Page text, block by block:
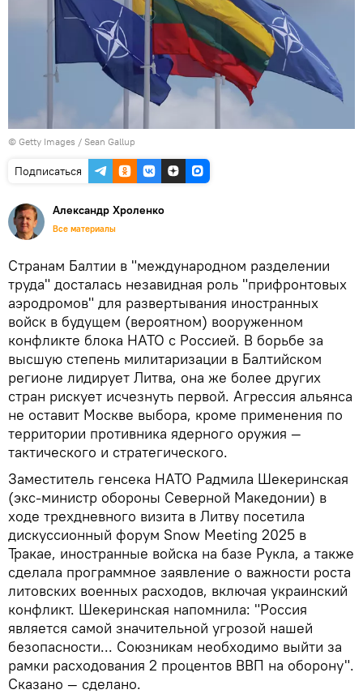
© Getty Images / Sean Gallup
Подписаться
Александр Хроленко
Все материалы
Странам Балтии в "международном разделении
труда" досталась незавидная роль "прифронтовых
аэродромов" для развертывания иностранных
войск в будущем (вероятном) вооруженном
конфликте блока НАТО с Россией. В борьбе за
высшую степень милитаризации в Балтийском
регионе лидирует Литва, она же более других
стран рискует исчезнуть первой. Агрессия альянса
не оставит Москве выбора, кроме применения по
территории противника ядерного оружия —
тактического и стратегического.
Заместитель генсека НАТО Радмила Шекеринская
(экс-министр обороны Северной Македонии) в
ходе трехдневного визита в Литву посетила
дискуссионный форум Snow Meeting 2025 в
Тракае, иностранные войска на базе Рукла, а также
сделала программное заявление о важности роста
литовских военных расходов, включая украинский
конфликт. Шекеринская напомнила: "Россия
является самой значительной угрозой нашей
безопасности... Союзникам необходимо выйти за
рамки расходования 2 процентов ВВП на оборону".
Сказано — сделано.